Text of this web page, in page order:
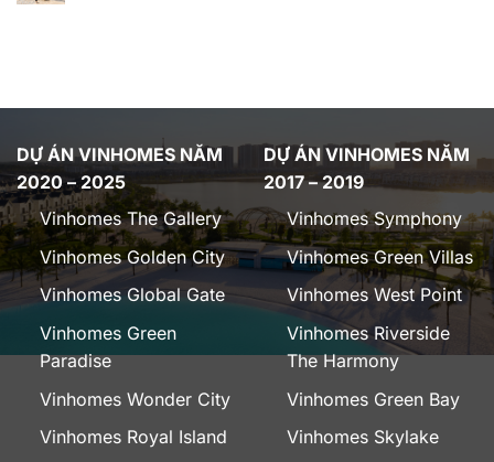
DỰ ÁN VINHOMES NĂM
2020 – 2025
Vinhomes The Gallery
Vinhomes Golden City
Vinhomes Global Gate
Vinhomes Green
Paradise
Vinhomes Wonder City
Vinhomes Royal Island
DỰ ÁN VINHOMES NĂM
2017 – 2019
Vinhomes Symphony
Vinhomes Green Villas
Vinhomes West Point
Vinhomes Riverside
The Harmony
Vinhomes Green Bay
Vinhomes Skylake